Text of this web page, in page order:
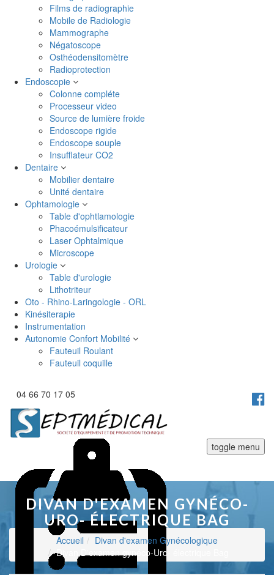
Films de radiographie
Mobile de Radiologie
Mammographe
Négatoscope
Osthéodensitomètre
Radioprotection
Endoscopie
Colonne compléte
Processeur video
Source de lumière froide
Endoscope rigide
Endoscope souple
Insufflateur CO2
Dentaire
Mobilier dentaire
Unité dentaire
Ophtamologie
Table d'ophtlamologie
Phacoémulsificateur
Laser Ophtalmique
Microscope
Urologie
Table d'urologie
Lithotriteur
Oto - Rhino-Laringologie - ORL
Kinésiterapie
Instrumentation
Autonomie Confort Mobilité
Fauteuil Roulant
Fauteuil coquille
04 66 70 17 05
toggle menu
DIVAN D'EXAMEN GYNÉCO-
URO- ÉLECTRIQUE BAG
Accueil
Divan d'examen Gynécologique
Divan D'examen gynéco-Uro- électrique Bag